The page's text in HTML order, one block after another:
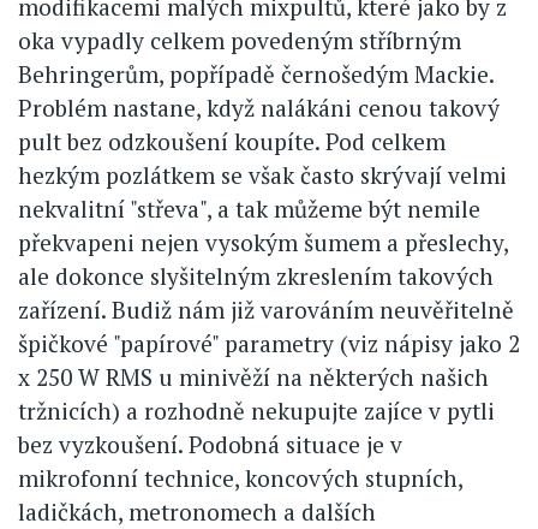
modifikacemi malých mixpultů, které jako by z
oka vypadly celkem povedeným stříbrným
Behringerům, popřípadě černošedým Mackie.
Problém nastane, když nalákáni cenou takový
pult bez odzkoušení koupíte. Pod celkem
hezkým pozlátkem se však často skrývají velmi
nekvalitní "střeva", a tak můžeme být nemile
překvapeni nejen vysokým šumem a přeslechy,
ale dokonce slyšitelným zkreslením takových
zařízení. Budiž nám již varováním neuvěřitelně
špičkové "papírové" parametry (viz nápisy jako 2
x 250 W RMS u minivěží na některých našich
tržnicích) a rozhodně nekupujte zajíce v pytli
bez vyzkoušení. Podobná situace je v
mikrofonní technice, koncových stupních,
ladičkách, metronomech a dalších